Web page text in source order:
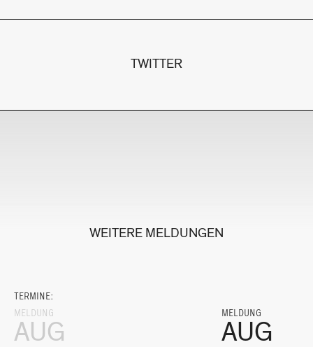
TWITTER
WEITERE MELDUNGEN
TERMINE:
MELDUNG
AUG
MELDUNG
AUG